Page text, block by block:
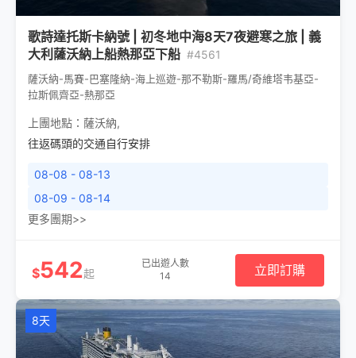
歌詩達托斯卡納號 | 初冬地中海8天7夜避寒之旅 | 義
大利薩沃納上船熱那亞下船 #4561
薩沃納-馬賽-巴塞隆納-海上巡遊-那不勒斯-羅馬/奇維塔韦基亞-
拉斯佩齊亞-熱那亞
上團地點： 薩沃納,
往返碼頭的交通自行安排
08-08 - 08-13
08-09 - 08-14
更多團期>>
$542起
已出遊人數
14
立即訂購
8天